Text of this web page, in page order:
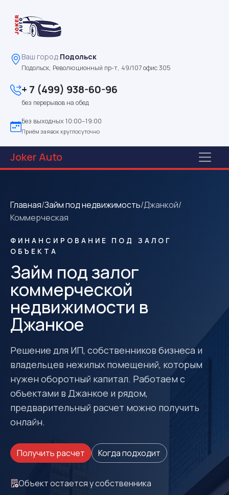
Ваш город:Подольск
Подольск, Революционный пр-т, 49/107 офис 305
+ 7 (499) 938-60-96
без перерывов на обед
Без выходных 10:00–19:00
Приём заявок круглосуточно
JokerAuto
Главная/Займ под недвижимость/Джанкой/
Коммерческая
ФИНАНСИРОВАНИЕ ПОД ЗАЛОГ
ОБЪЕКТА
Займ под залог
коммерческой
недвижимости в
Джанкое
Решение для ИП, собственников бизнеса и
владельцев нежилых помещений, которым
нужен оборотный капитал. Работаем с
объектами в Джанкое и рядом,
предварительный расчет можно получить
онлайн.
Получить расчет Когда подходит
Объект остается у собственника